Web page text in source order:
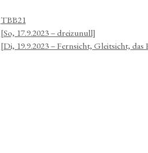
Kategorien
TBB21
[So, 17.9.2023 – dreizunull]
[Di, 19.9.2023 – Fernsicht, Gleitsicht, das